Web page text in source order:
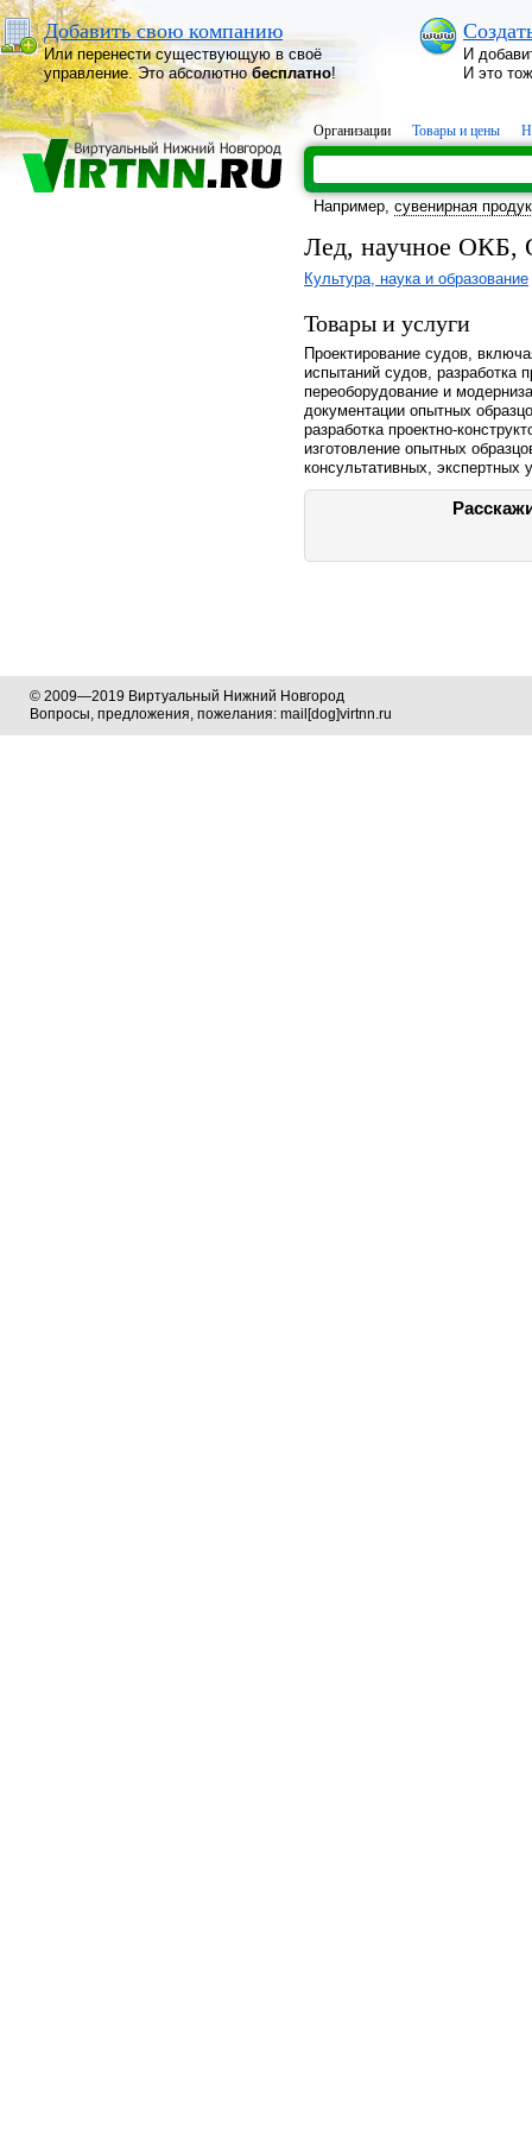
Добавить свою компанию
Или перенести существующую в своё
управление. Это абсолютнобесплатно!
И
И это
Организации Товары и цены
Например, сувенирная
Лед, научное
Культура, наука и образование
Товары и услуги
Проектирование судов,
испытаний судов, разработка
переоборудование и
документации опытных
разработка проектно-
изготовление опытных
консультативных, экспертных
© 2009—2019 Виртуальный Нижний Новгород
Вопросы, предложения, пожелания: mail[dog]virtnn.ru